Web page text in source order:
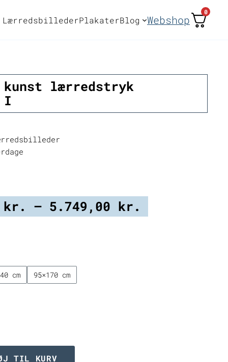
LærredsbillederPlakaterBlog Webshop
0
kunst lærredstryk
I
kr. – 5.749,00 kr.
2.249,00
cm 95×170 cm
TIL KURV